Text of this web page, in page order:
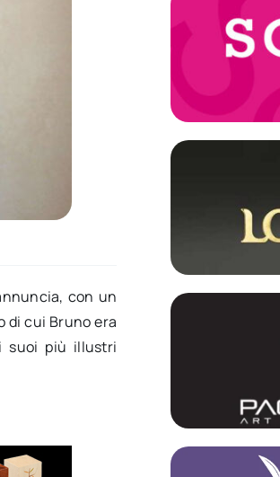
con un
di cui Bruno era
suoi più illustri